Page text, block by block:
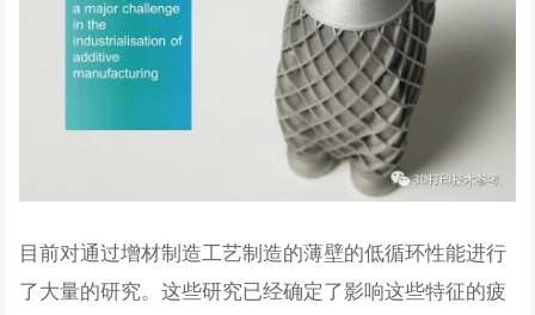
目前对通过增材制造工艺制造的薄壁的低循环性能进行
了大量的研究。这些研究已经确定了影响这些特征的疲